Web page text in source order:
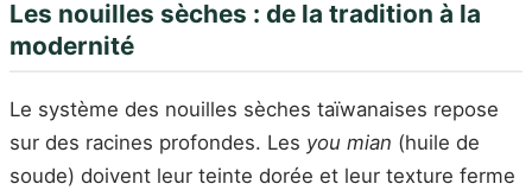
Les nouilles sèches : de la tradition à la
modernité
Le système des nouilles sèches taïwanaises repose
sur des racines profondes. Les you mian (huile de
soude) doivent leur teinte dorée et leur texture ferme